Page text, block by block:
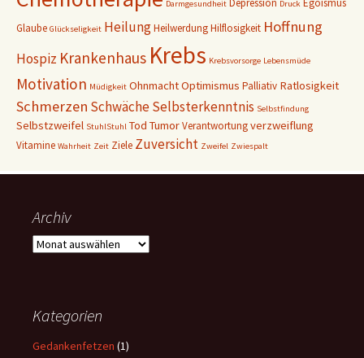
e
Darmgesundheit Druck
Glaube Glückseligkeit HeilungHeilwerdungHilflosigkeit Hoffnung
Hospiz Krankenhaus Krebs Krebsvorsorge Lebensmüde
Motivation Müdigkeit OhnmachtOptimismus Palliativ Ratlosigkeit
Schmerzen SchwächeSelbsterkenntnis Selbstfindung
Selbstzweifel StuhlStuhl Tod TumorVerantwortungverzweiflung
Vitamine Wahrheit Zeit Ziele Zuversicht Zweifel Zwiespalt
Archiv
A
iKategorien
Gedankenfetzen (1)